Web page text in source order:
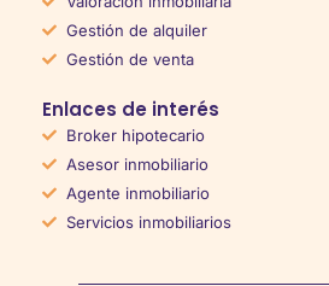
Gestión de alquiler
Gestión de venta
Enlaces de interés
Broker hipotecario
Asesor inmobiliario
Agente inmobiliario
Servicios inmobiliarios